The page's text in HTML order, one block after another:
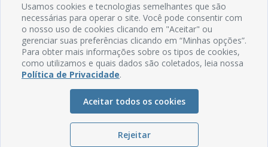
Rua do Imperador, 78, Centro
CEP: 58.280-000 - Mamanguape/PB
Fone: (83) 3292-2246
Email: comunicacao@mamanguape.pb.gov.br
Expediente: Segunda à Sexta, das 08h às 13h
Perguntas frequentes
Manual de Navegação
Usamos cookies e tecnologias semelhantes que são
necessárias para operar o site. Você pode consentir com
o nosso uso de cookies clicando em "Aceitar" ou
gerenciar suas preferências clicando em “Minhas opções”.
Para obter mais informações sobre os tipos de cookies,
como utilizamos e quais dados são coletados, leia nossa
Política de Privacidade.
Aceitar todos os cookies
Rejeitar